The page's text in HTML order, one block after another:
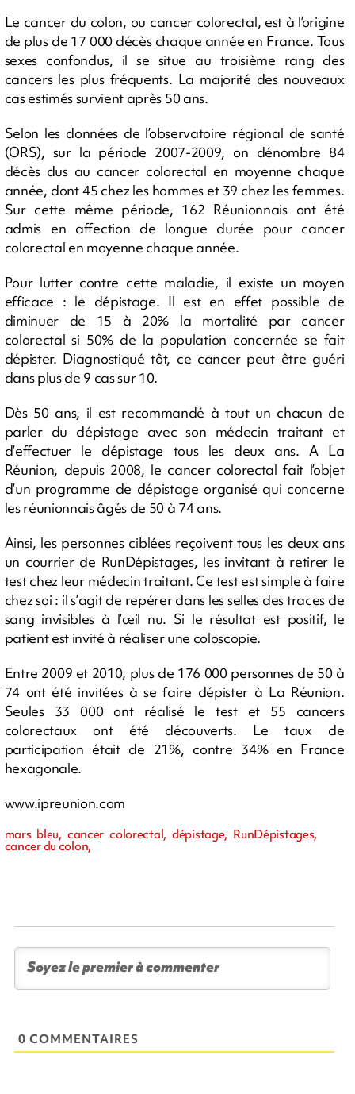
Le cancer du colon, ou cancer colorectal, est à l’origine
de plus de 17 000 décès chaque année en France. Tous
sexes confondus, il se situe au troisième rang des
cancers les plus fréquents. La majorité des nouveaux
cas estimés survient après 50 ans.
Selon les données de l’observatoire régional de santé
(ORS), sur la période 2007-2009, on dénombre 84
décès dus au cancer colorectal en moyenne chaque
année, dont 45 chez les hommes et 39 chez les femmes.
Sur cette même période, 162 Réunionnais ont été
admis en affection de longue durée pour cancer
colorectal en moyenne chaque année.
Pour lutter contre cette maladie, il existe un moyen
efficace : le dépistage. Il est en effet possible de
diminuer de 15 à 20% la mortalité par cancer
colorectal si 50% de la population concernée se fait
dépister. Diagnostiqué tôt, ce cancer peut être guéri
dans plus de 9 cas sur 10.
Dès 50 ans, il est recommandé à tout un chacun de
parler du dépistage avec son médecin traitant et
d’effectuer le dépistage tous les deux ans. A La
Réunion, depuis 2008, le cancer colorectal fait l’objet
d’un programme de dépistage organisé qui concerne
les réunionnais âgés de 50 à 74 ans.
Ainsi, les personnes ciblées reçoivent tous les deux ans
un courrier de RunDépistages, les invitant à retirer le
test chez leur médecin traitant. Ce test est simple à faire
chez soi : il s’agit de repérer dans les selles des traces de
sang invisibles à l’œil nu. Si le résultat est positif, le
patient est invité à réaliser une coloscopie.
Entre 2009 et 2010, plus de 176 000 personnes de 50 à
74 ont été invitées à se faire dépister à La Réunion.
Seules 33 000 ont réalisé le test et 55 cancers
colorectaux ont été découverts. Le taux de
participation était de 21%, contre 34% en France
hexagonale.
www.ipreunion.com
mars bleu, cancer colorectal, dépistage, RunDépistages,
cancer du colon,
0 COMMENTAIRES